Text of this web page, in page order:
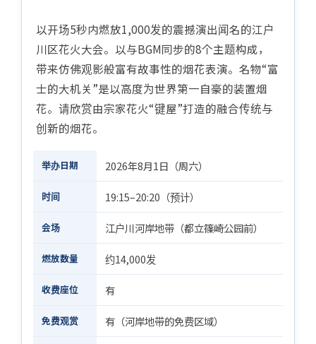
以开场5秒内燃放1,000发的震撼演出闻名的江户
川区花火大会。以与BGM同步的8个主题构成，
带来仿佛观影般富有故事性的烟花表演。名物“富
士的大机关”是以高度为世界第一自豪的装置烟
花。请欣赏由宗家花火“键屋”打造的融合传统与
创新的烟花。
举办日期 2026年8月1日（周六）
时间 19:15–20:20（预计）
会场 江户川河岸地带（都立篠崎公园前）
燃放数量 约14,000发
收费座位 有
免费观赏 有（河岸地带的免费区域）